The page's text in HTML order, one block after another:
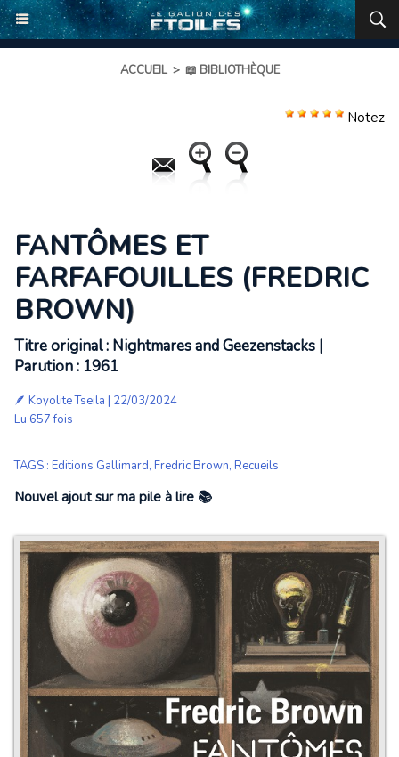
ACCUEIL > 📖 BIBLIOTHÈQUE
Notez
FANTÔMES ET
FARFAFOUILLES (FREDRIC
BROWN)
Titre original : Nightmares and Geezenstacks |
Parution : 1961
🪶 Koyolite Tseila | 22/03/2024
Lu 657 fois
TAGS : Editions Gallimard, Fredric Brown, Recueils
Nouvel ajout sur ma pile à lire 📚